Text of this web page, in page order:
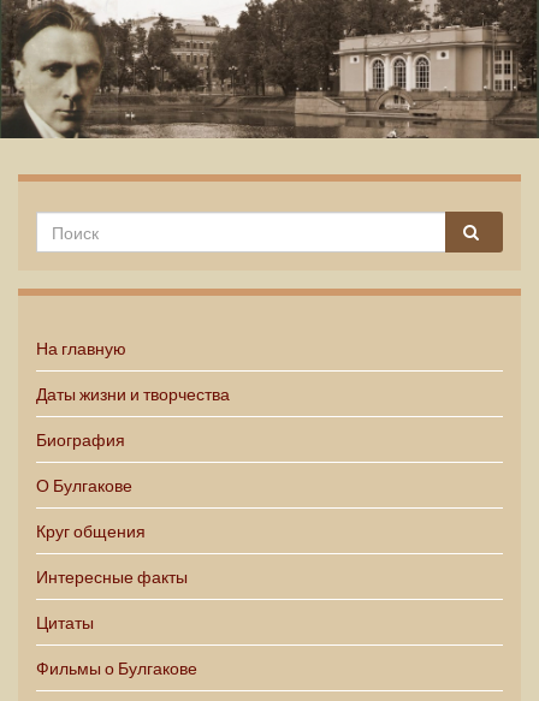
На главную
Даты жизни и творчества
Биография
О Булгакове
Круг общения
Интересные факты
Цитаты
Фильмы о Булгакове